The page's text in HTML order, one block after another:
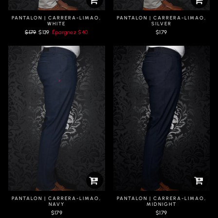
PANTALON | CARRERA-LIMAO,
WHITE
Prix
$179 Prix
$139 Épargnez$40
PANTALON | CARRERA-LIMAO,
SILVER
$179
PANTALON | CARRERA-LIMAO,
NAVY
$179
PANTALON | CARRERA-LIMAO,
MIDNIGHT
$179